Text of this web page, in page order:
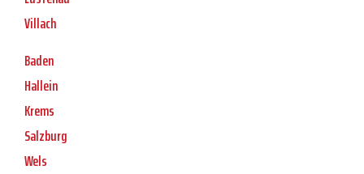
Villach
Baden
Hallein
Krems
Salzburg
Wels